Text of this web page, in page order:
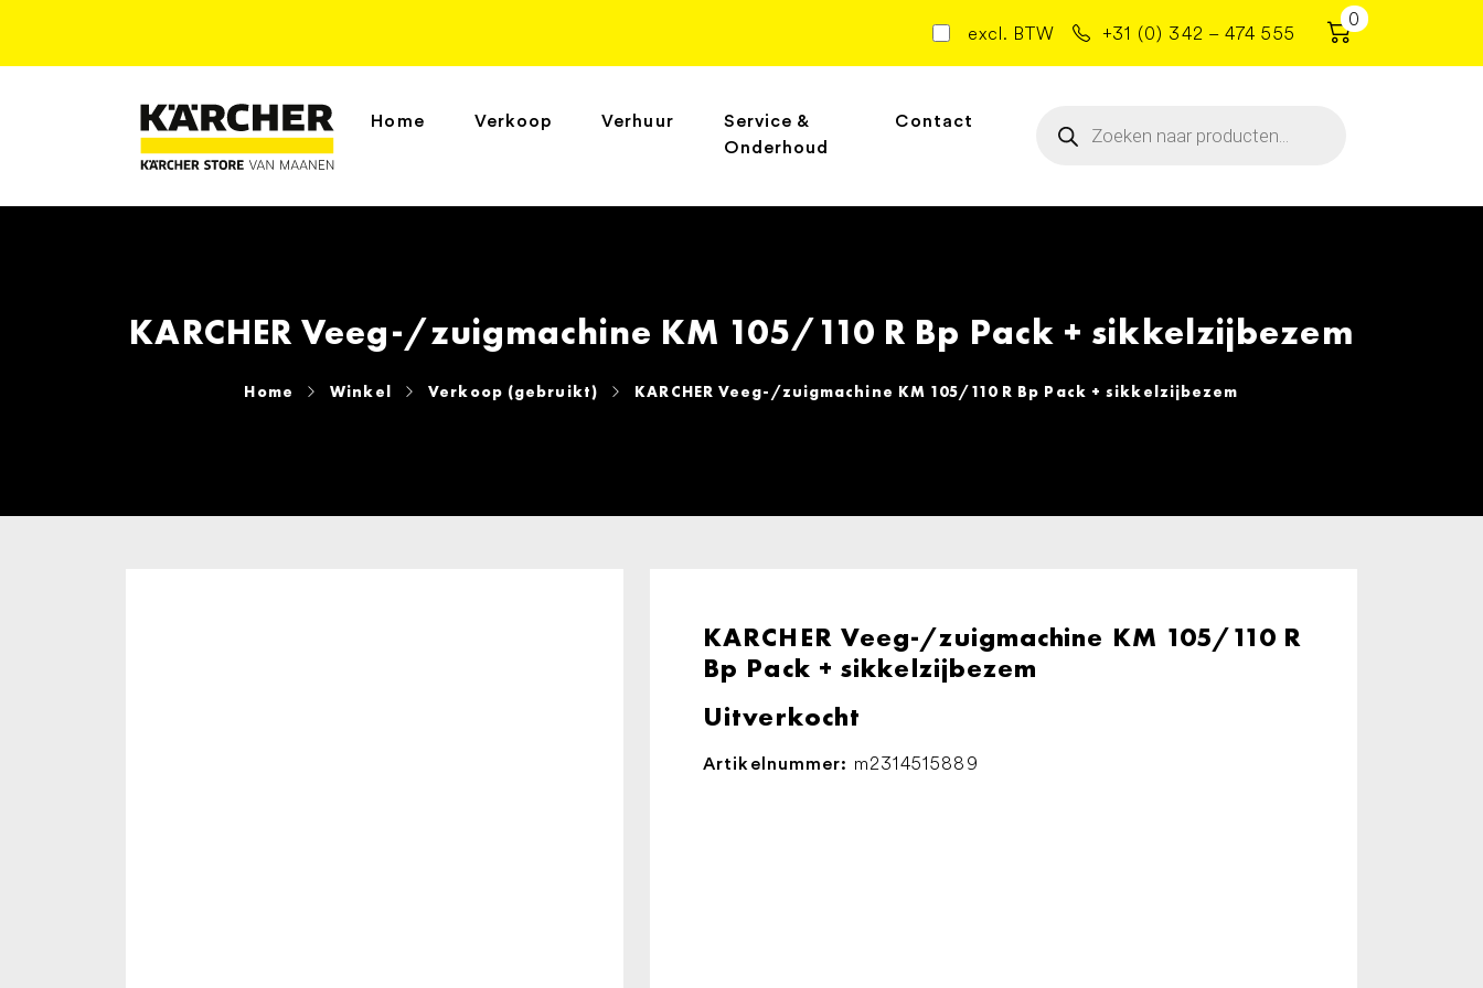
excl. BTW +31 (0) 342 – 474 555
0
Home Verkoop Verhuur
Service &
Onderhoud
Contact
zoeken
KARCHER Veeg-/zuigmachine KM 105/110 R Bp Pack + sikkelzijbezem
Home Winkel Verkoop (gebruikt) KARCHER Veeg-/zuigmachine KM 105/110 R Bp Pack + sikkelzijbezem
KARCHER Veeg-/zuigmachine KM 105/110 R
Bp Pack + sikkelzijbezem
Uitverkocht
Artikelnummer: m2314515889